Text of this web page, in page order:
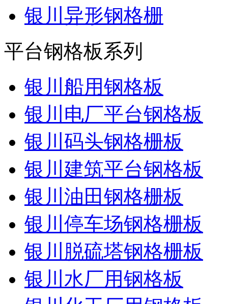
银川异形钢格栅
平台钢格板系列
银川船用钢格板
银川电厂平台钢格板
银川码头钢格栅板
银川建筑平台钢格板
银川油田钢格栅板
银川停车场钢格栅板
银川脱硫塔钢格栅板
银川水厂用钢格板